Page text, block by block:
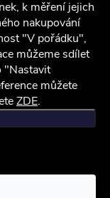
k měření jejich
nakupování
"V pořádku",
můžeme sdílet
"Nastavit
můžete
ZDE.
osobních údajů